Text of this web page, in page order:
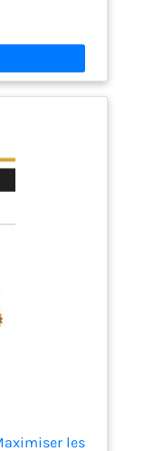
les